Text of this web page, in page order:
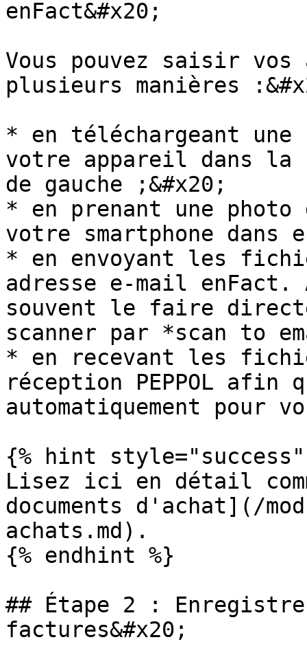
enFact&#x20;
Vous pouvez saisir vos
plusieurs manières
* en téléchargeant
votre appareil dans la
de gauche ;&#x20;
* en prenant une
votre smartphone dans
* en envoyant les
adresse e-mail enFact.
souvent le faire
scanner par *scan to
* en recevant les
réception PEPPOL
automatiquement pour
{% hint style="success"
Lisez ici en détail
documents d'achat](/
achats.md).
{% endhint %}
## Étape 2 :
factures&#x20;